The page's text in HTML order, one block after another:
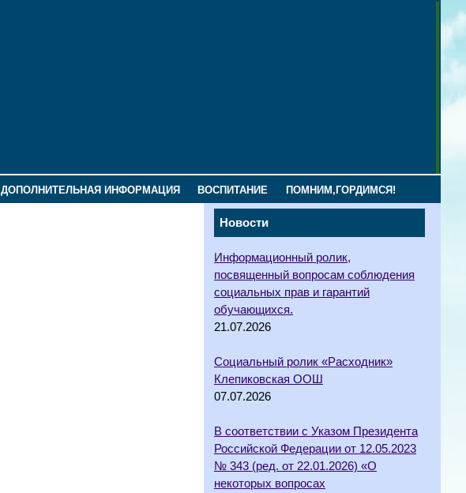
ДОПОЛНИТЕЛЬНАЯ ИНФОРМАЦИЯ ВОСПИТАНИЕ ПОМНИМ,ГОРДИМСЯ!
Новости
Информационный ролик,
посвященный вопросам соблюдения
социальных прав и гарантий
обучающихся.
21.07.2026
Социальный ролик «Расходник»
Клепиковская ООШ
07.07.2026
В соответствии с Указом Президента
Российской Федерации от 12.05.2023
№ 343 (ред. от 22.01.2026) «О
некоторых вопросах